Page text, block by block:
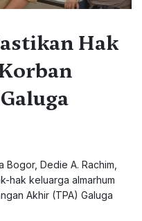
Hak
Bogor, Dedie A. Rachim,
hak keluarga almarhum
Akhir (TPA) Galuga